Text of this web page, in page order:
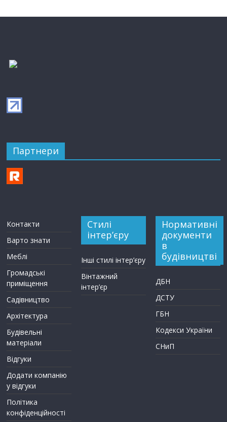
Партнери
Контакти
Варто знати
Меблі
Громадські
приміщення
Садівництво
Архітектура
Будівельні
матеріали
Відгуки
Додати компанію
у відгуки
Політика
конфіденційності
Стилі
інтер’єру
Інші стилі інтер’єру
Вінтажний
інтер’єр
Нормативні
документи
в
будівництві
ДБН
ДСТУ
ГБН
Кодекси України
СНиП